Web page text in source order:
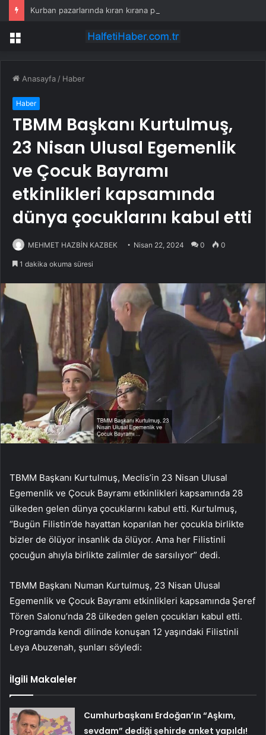
Kurban pazarlarında kıran kırana pazarlık
Menü
Anasayfa / Haber
Haber
TBMM Başkanı Kurtulmuş,
23 Nisan Ulusal Egemenlik
ve Çocuk Bayramı
etkinlikleri kapsamında
dünya çocuklarını kabul etti
MEHMET HAZBİN KAZBEK Nisan 22, 2024 0 0
1 dakika okuma süresi
TBMM Başkanı Kurtulmuş, Meclis’in 23 Nisan Ulusal
Egemenlik ve Çocuk Bayramı etkinlikleri kapsamında 28
ülkeden gelen dünya çocuklarını kabul etti. Kurtulmuş,
“Bugün Filistin’de hayattan koparılan her çocukla birlikte
bizler de ölüyor insanlık da ölüyor. Ama her Filistinli
çocuğun ahıyla birlikte zalimler de sarsılıyor” dedi.
TBMM Başkanı Numan Kurtulmuş, 23 Nisan Ulusal
Egemenlik ve Çocuk Bayramı etkinlikleri kapsamında Şeref
Tören Salonu’nda 28 ülkeden gelen çocukları kabul etti.
Programda kendi dilinde konuşan 12 yaşındaki Filistinli
Leya Abuzenah, şunları söyledi:
İlgili Makaleler
Cumhurbaşkanı Erdoğan’ın “Aşkım,
sevdam” dediği şehirde anket yapıldı!